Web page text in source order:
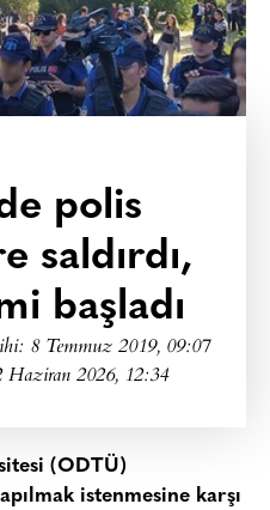
polis
saldırdı,
başladı
8 Temmuz 2019, 09:07
2026, 12:34
(ODTÜ)
istenmesine karşı